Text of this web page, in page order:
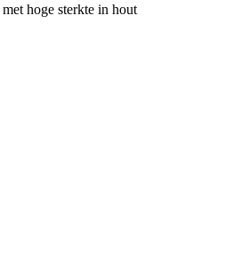
hoge sterkte in hout